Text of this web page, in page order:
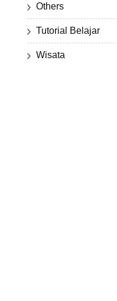
Others
Tutorial Belajar
Wisata